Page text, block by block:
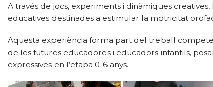
A través de jocs, experiments i dinàmiques
educatives destinades a estimular la motricitat
Aquesta experiència forma part del treball
de les futures educadores i educadors infantils,
expressives en l’etapa 0-6 anys.